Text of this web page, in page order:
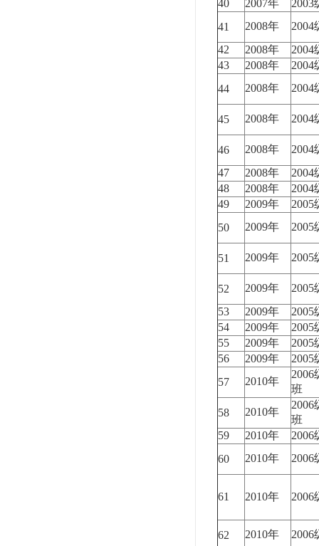
40 2007年
2003
41
2008年
2004
42
2008年
2004
43
2008年
2004
44
2008年 2004
45 2008年 2004
46 2008年
2004
47
2008年
2004
48
2008年
2004
49
2009年
2005
50
2009年 2005
51 2009年 2005
52 2009年
2005
53
2009年
2005
54
2009年
2005
55
2009年
2005
56
2009年
2005
57
2010年
2006
班
58
2010年
2006
班
59
2010年
2006
60
2010年 2006
61 2010年 2006
62 2010年 2006